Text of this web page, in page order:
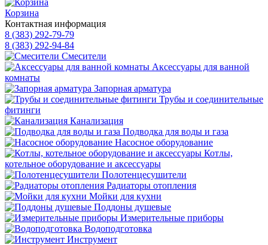
Корзина
Контактная информация
8 (383) 292-79-79
8 (383) 292-94-84
Смесители
Аксессуары для ванной
комнаты
Запорная арматура
Трубы и соединительные
фитинги
Канализация
Подводка для воды и газа
Насосное оборудование
Котлы,
котельное оборудование и аксессуары
Полотенцесушители
Радиаторы отопления
Мойки для кухни
Поддоны душевые
Измерительные приборы
Водоподготовка
Инструмент